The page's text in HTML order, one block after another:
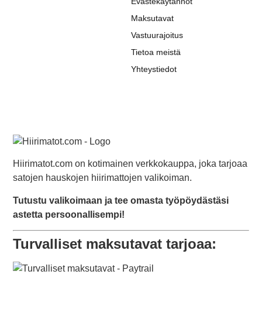
Hiirimatot.com on kotimainen verkkokauppa, joka tarjoaa
satojen hauskojen hiirimattojen valikoiman.
Tutustu valikoimaan ja tee omasta työpöydästäsi
astetta persoonallisempi!
Turvalliset maksutavat tarjoaa:
Maksutavat
Vastuurajoitus
Tietoa meistä
Yhteystiedot